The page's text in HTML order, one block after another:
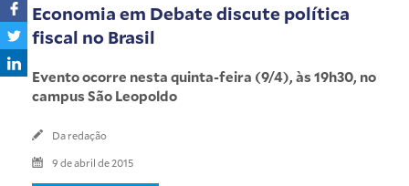
Economia em Debate discute política
fiscal no Brasil
Evento ocorre nesta quinta-feira (9/4), às 19h30, no
campus São Leopoldo
Da redação
9 de abril de 2015